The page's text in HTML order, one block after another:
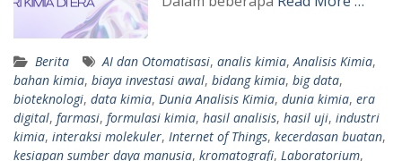
Berita AI dan Otomatisasi, analis kimia, Analisis Kimia,
bahan kimia, biaya investasi awal, bidang kimia, big data,
bioteknologi, data kimia, Dunia Analisis Kimia, dunia kimia, era
digital, farmasi, formulasi kimia, hasil analisis, hasil uji, industri
kimia, interaksi molekuler, Internet of Things, kecerdasan buatan,
kesiapan sumber daya manusia, kromatografi, Laboratorium,